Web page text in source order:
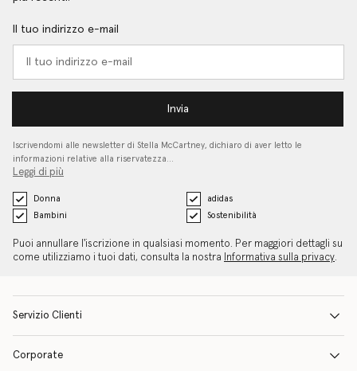
Il tuo indirizzo e-mail
Invia
Iscrivendomi alle newsletter di Stella McCartney, dichiaro di aver letto le
informazioni relative alla riservatezza…
Leggi di più
Donna
adidas
Bambini
Sostenibilità
Puoi annullare l'iscrizione in qualsiasi momento. Per maggiori dettagli su
come utilizziamo i tuoi dati, consulta la nostra
Informativa sulla privacy.
Servizio Clienti
Corporate